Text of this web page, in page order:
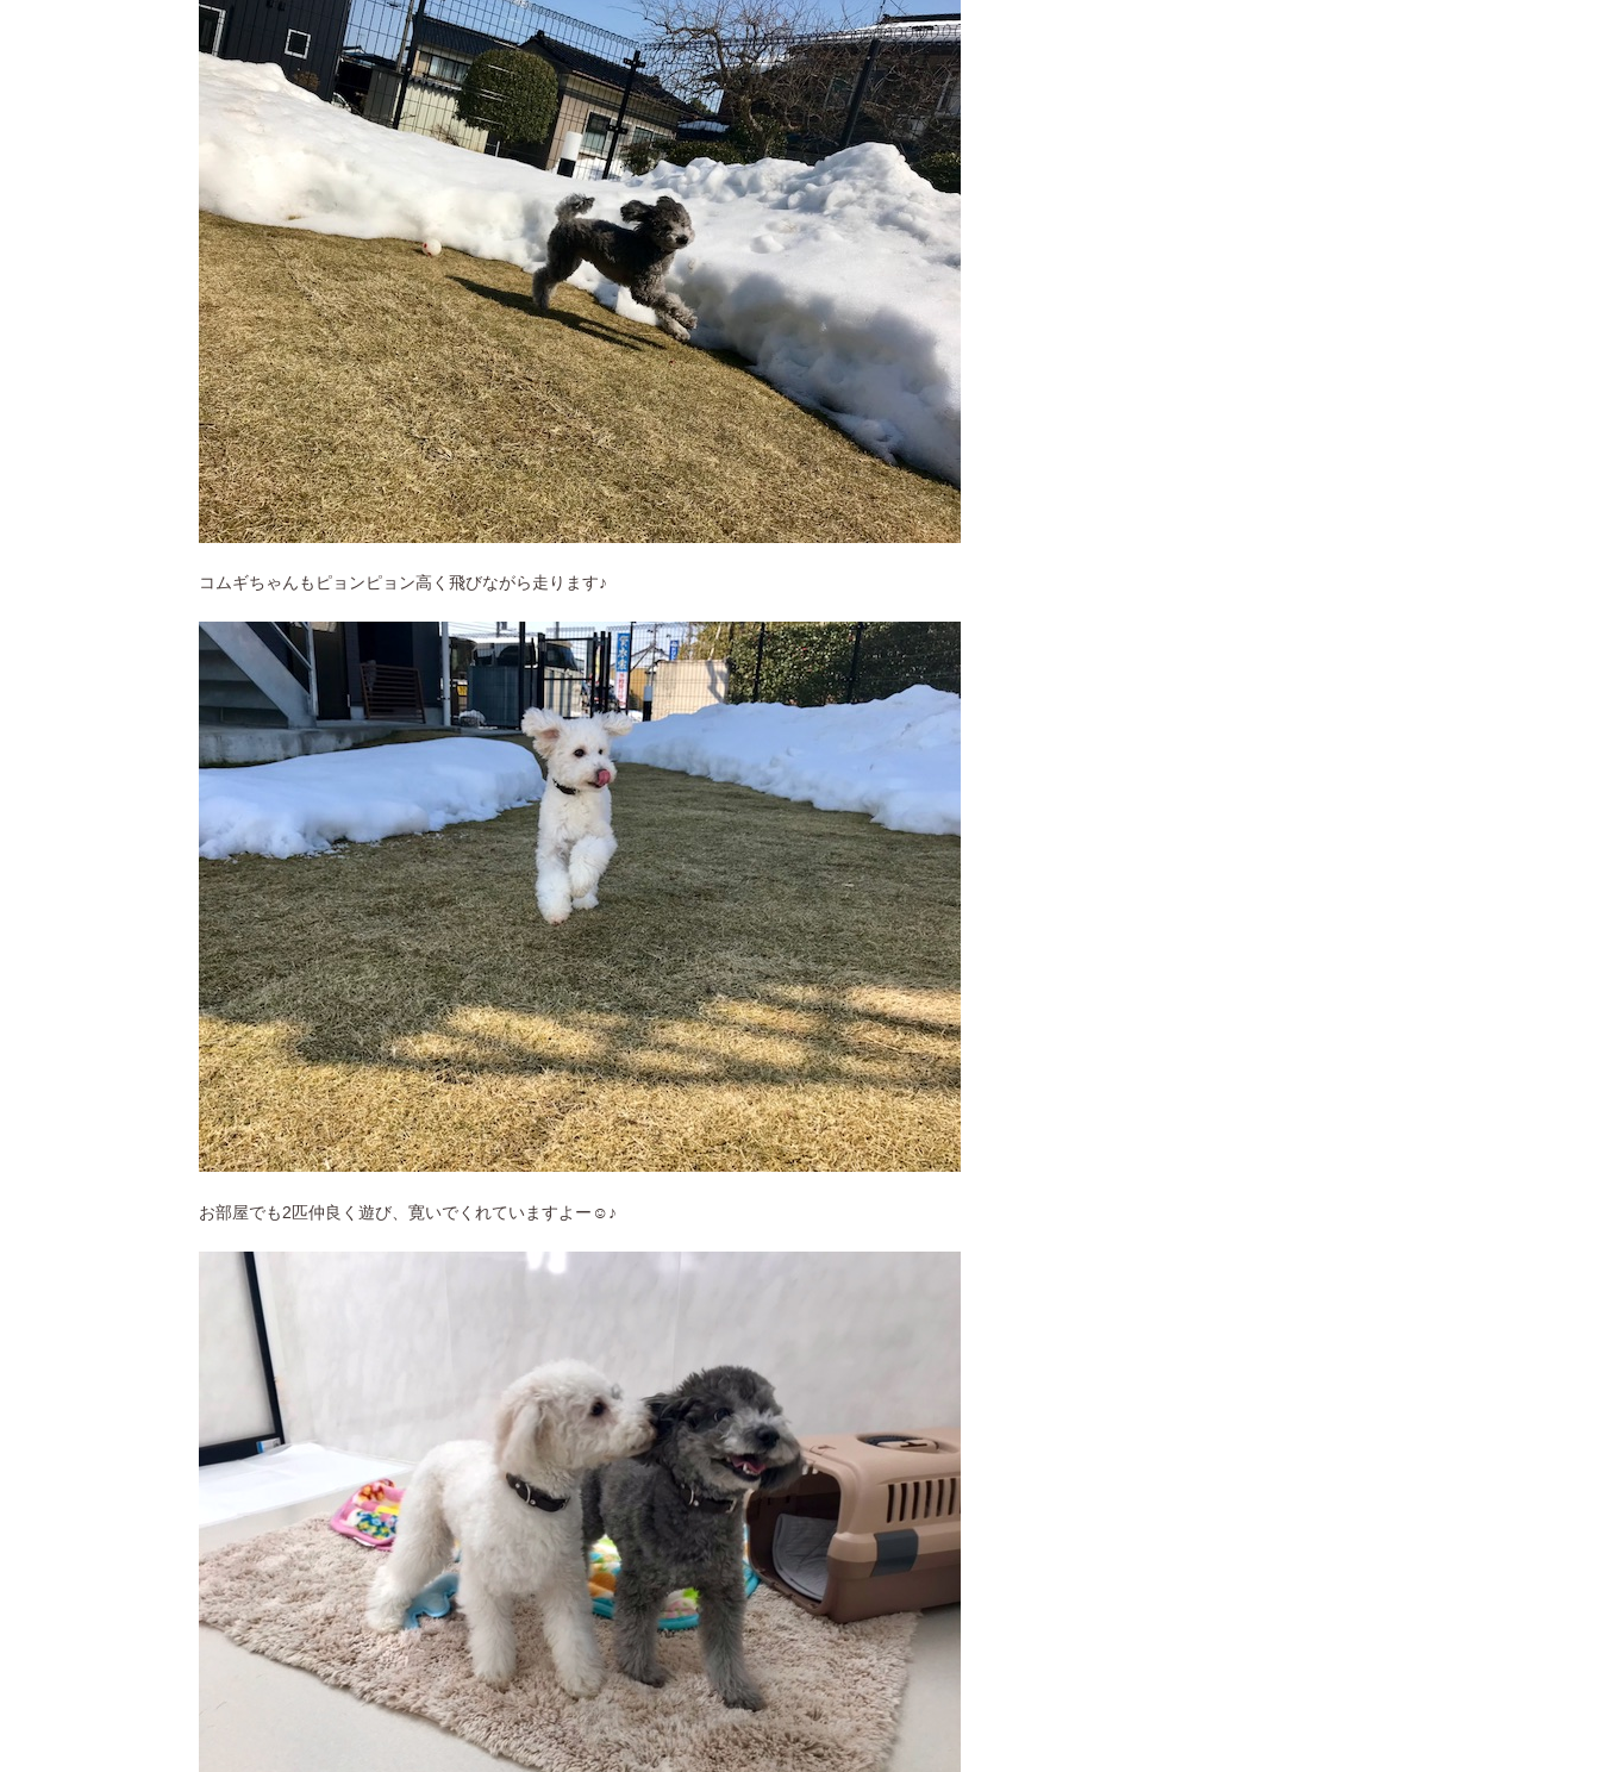
コムギちゃんもピョンピョン高く飛びながら走ります♪
お部屋でも2匹仲良く遊び、寛いでくれていますよー☺︎♪